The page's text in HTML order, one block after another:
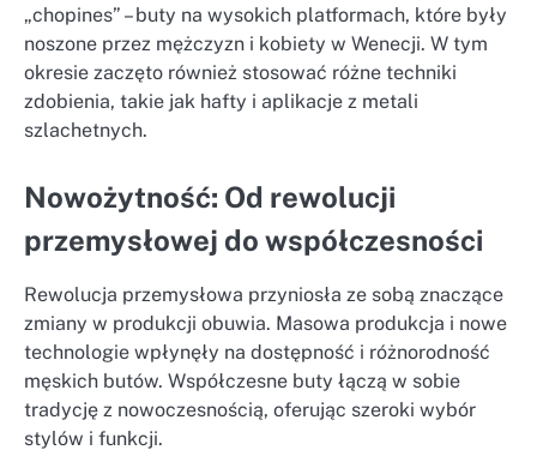
„chopines” – buty na wysokich platformach, które były
noszone przez mężczyzn i kobiety w Wenecji. W tym
okresie zaczęto również stosować różne techniki
zdobienia, takie jak hafty i aplikacje z metali
szlachetnych.
Nowożytność: Od rewolucji
przemysłowej do współczesności
Rewolucja przemysłowa przyniosła ze sobą znaczące
zmiany w produkcji obuwia. Masowa produkcja i nowe
technologie wpłynęły na dostępność i różnorodność
męskich butów. Współczesne buty łączą w sobie
tradycję z nowoczesnością, oferując szeroki wybór
stylów i funkcji.